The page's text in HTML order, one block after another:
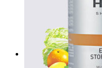
细胞饮
抗糖饮
赫熙资讯